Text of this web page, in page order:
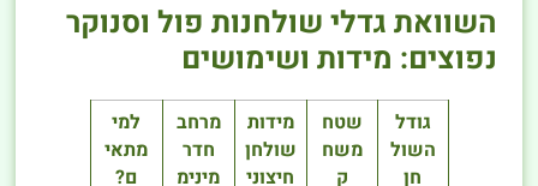
השוואת גדלי שולחנות פול וסנוקר
נפוצים: מידות ושימושים
גודל
השול
חן
שטח
משח
ק
מידות
שולחן
חיצוני
מרחב
חדר
מינימ
למי
מתאי
ם?